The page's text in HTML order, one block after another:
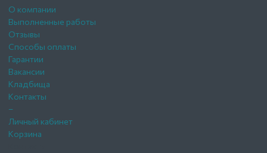
О компании
Выполненные работы
Отзывы
Способы оплаты
Гарантии
Вакансии
Кладбища
Контакты
–
Личный кабинет
Корзина